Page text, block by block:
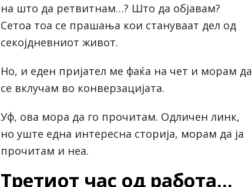
на што да ретвитнам…? Што да објавам?
Сетоа тоа се прашања кои стануваат дел од
секојдневниот живот.
Но, и еден пријател ме фаќа на чет и морам да
се вклучам во конверзацијата.
Уф, ова мора да го прочитам. Одличен линк,
но уште една интересна сторија, морам да ја
прочитам и неа.
Третиот час од работа…